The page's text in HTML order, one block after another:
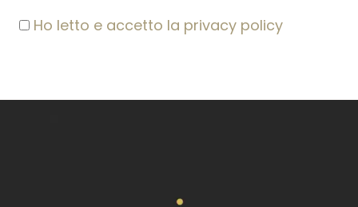
Ho letto e accetto la privacy policy